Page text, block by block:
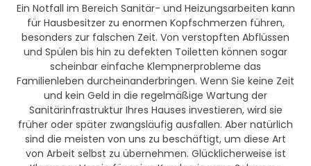
Ein Notfall im Bereich Sanitär- und Heizungsarbeiten kann
für Hausbesitzer zu enormen Kopfschmerzen führen,
besonders zur falschen Zeit. Von verstopften Abflüssen
und Spülen bis hin zu defekten Toiletten können sogar
scheinbar einfache Klempnerprobleme das
Familienleben durcheinanderbringen. Wenn Sie keine Zeit
und kein Geld in die regelmäßige Wartung der
Sanitärinfrastruktur Ihres Hauses investieren, wird sie
früher oder später zwangsläufig ausfallen. Aber natürlich
sind die meisten von uns zu beschäftigt, um diese Art
von Arbeit selbst zu übernehmen. Glücklicherweise ist